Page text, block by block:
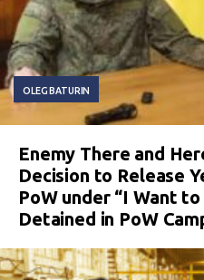
OLEG BATURIN
Enemy There and
Decision to Release
PoW under “I Want
Detained in PoW